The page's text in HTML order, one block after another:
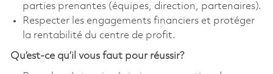
parties prenantes (équipes, direction, partenaires).
Respecter les engagements financiers et protéger
la rentabilité du centre de profit.
Qu’est-ce qu’il vous faut pour réussir?